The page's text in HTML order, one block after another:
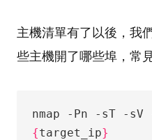
主機清單有了以後，我
些主機開了哪些埠，常
{target_ip}